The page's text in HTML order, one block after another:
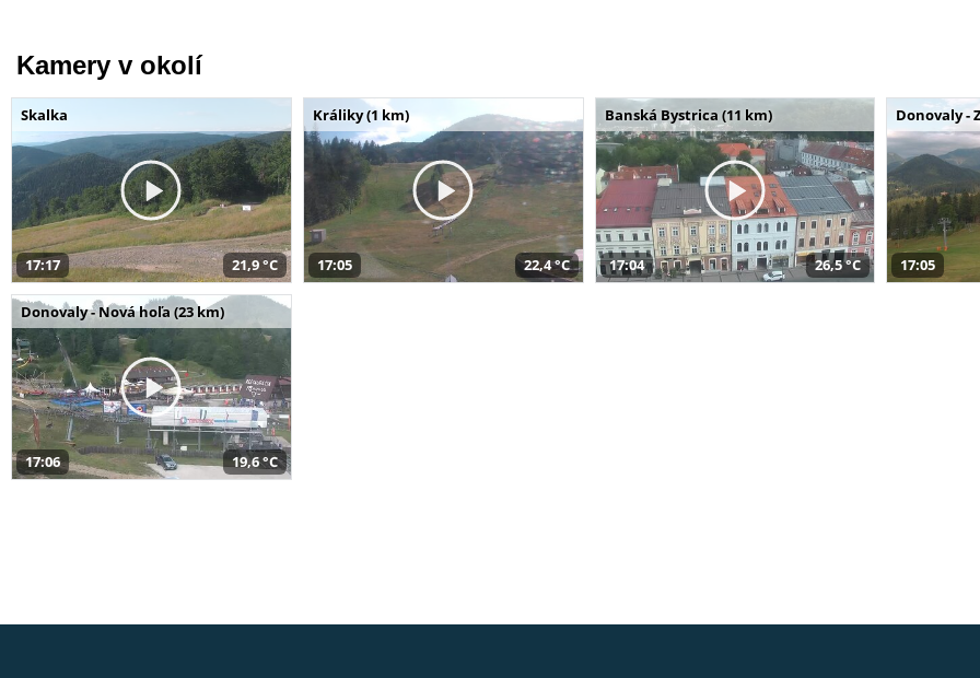
Kamery v okolí
Skalka
17:17 21,9 °C
Králiky (1 km)
17:05 22,4 °C
Banská Bystrica (11 km)
17:04 26,5 °C
Donovaly -
17:05
Donovaly - Nová hoľa (23 km)
17:06 19,6 °C